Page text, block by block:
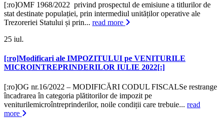
[:ro]OMF 1968/2022 privind prospectul de emisiune a titlurilor de
stat destinate populației, prin intermediul unităților operative ale
Trezoreriei Statului și prin... read more
25 iul.
[:ro]Modificari ale IMPOZITULUI pe VENITURILE
MICROINTREPRINDERILOR IULIE 2022[:]
[:ro]OG nr.16/2022 – MODIFICĂRI CODUL FISCALSe restrange
încadrarea în categoria plătitorilor de impozit pe
veniturilemicroîntreprinderilor, noile condiții care trebuie... read
more